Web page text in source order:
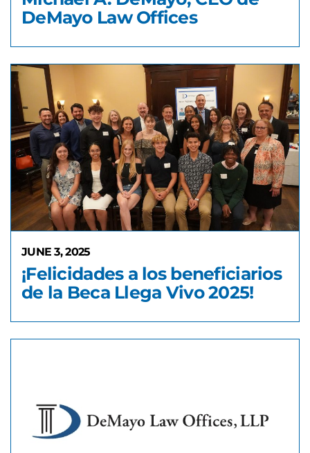
DeMayo Law Offices
JUNE 3, 2025
¡Felicidades a los beneficiarios
de la Beca Llega Vivo 2025!